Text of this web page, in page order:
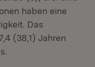
haben eine
Das
(38,1) Jahren